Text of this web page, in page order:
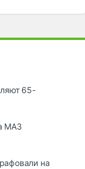
65-
МАЗ
на